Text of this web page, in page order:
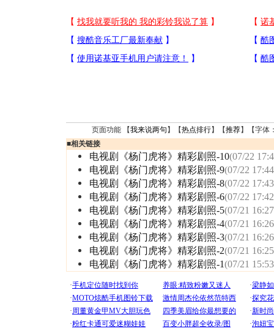
页面功能 【我来说两句 】【热点排行】【推荐】【字体
■相关链接
电视剧《杨门虎将》精彩剧照-10(07/22
电视剧《杨门虎将》精彩剧照-9(07/22
电视剧《杨门虎将》精彩剧照-8(07/22
电视剧《杨门虎将》精彩剧照-6(07/22
电视剧《杨门虎将》精彩剧照-5(07/21
电视剧《杨门虎将》精彩剧照-4(07/21
电视剧《杨门虎将》精彩剧照-3(07/21
电视剧《杨门虎将》精彩剧照-2(07/21
电视剧《杨门虎将》精彩剧照-1(07/21